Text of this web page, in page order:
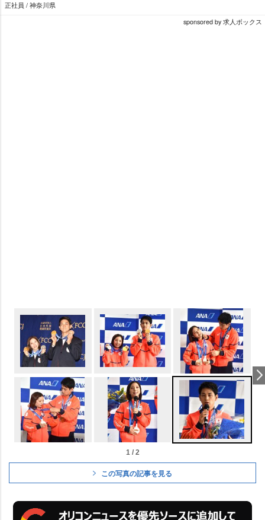
正社員 / 神奈川県
sponsored by 求人ボックス
1 / 2
この写真の記事を見る